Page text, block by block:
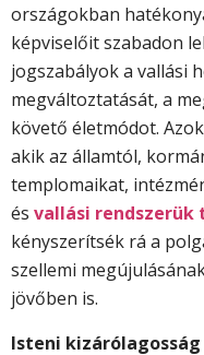
országokban
kép­viselőit szabadon
jogszabályok a val­lási
megváltoztatását, a
követő életmódot.
akik az államtól,
templomaikat,
és vallási
kényszerítsék rá a
szellemi
jövőben is.
Isteni kizárólagosság